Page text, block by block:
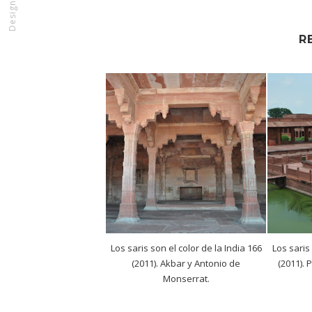
Los saris son el color de la India 166
(2011). Akbar y Antonio de
Monserrat.
Los
(2011).